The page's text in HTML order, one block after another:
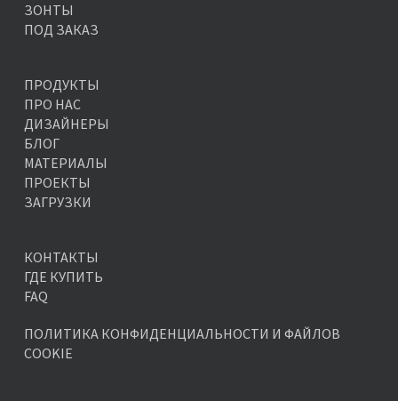
ЗОНТЫ
ПОД ЗАКАЗ
ПРОДУКТЫ
ПРО НАС
ДИЗАЙНЕРЫ
БЛОГ
МАТЕРИАЛЫ
ПРОЕКТЫ
ЗАГРУЗКИ
КОНТАКТЫ
ГДЕ КУПИТЬ
FAQ
ПОЛИТИКА КОНФИДЕНЦИАЛЬНОСТИ И ФАЙЛОВ
COOKIE